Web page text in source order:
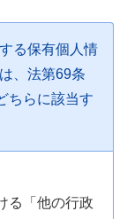
る保有個人情
、法第69条
ちらに該当す
る「他の行政